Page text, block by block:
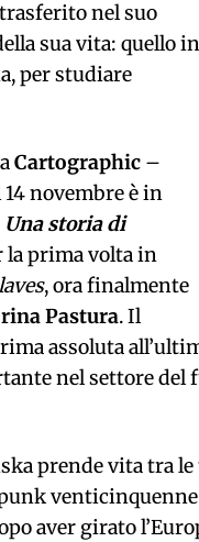
nel suo
sua vita: quello in
per studiare
Cartographic –
novembre è in
storia di
la prima volta in
, ora finalmente
Pastura. Il
assoluta
nel settore
prende vita tra
aver girato